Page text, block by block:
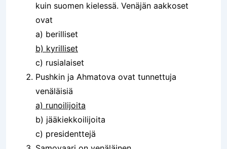
kuin suomen kielessä. Venäjän aakkoset
ovat
a) berilliset
b) kyrilliset
c) rusialaiset
Pushkin ja Ahmatova ovat tunnettuja
venäläisiä
a) runoilijoita
b) jääkiekkoilijoita
c) presidenttejä